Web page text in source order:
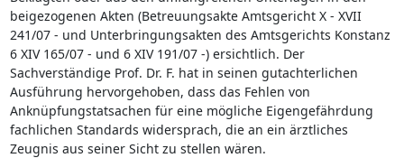
beigezogenen Akten (Betreuungsakte Amtsgericht X - XVII
241/07 - und Unterbringungsakten des Amtsgerichts Konstanz
6 XIV 165/07 - und 6 XIV 191/07 -) ersichtlich. Der
Sachverständige Prof. Dr. F. hat in seinen gutachterlichen
Ausführung hervorgehoben, dass das Fehlen von
Anknüpfungstatsachen für eine mögliche Eigengefährdung
fachlichen Standards widersprach, die an ein ärztliches
Zeugnis aus seiner Sicht zu stellen wären.